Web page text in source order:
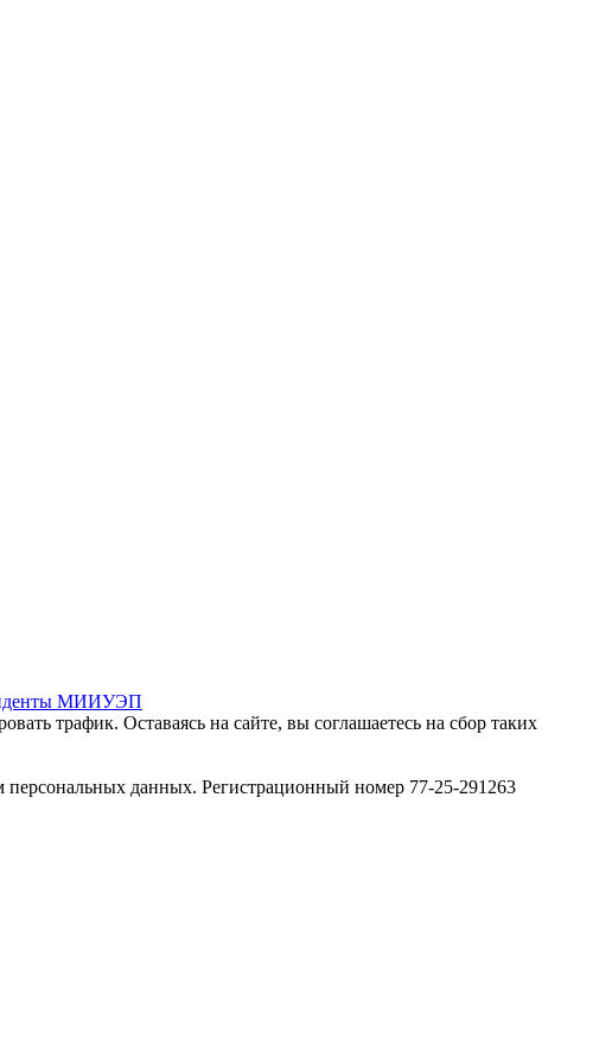
МИИУЭП
трафик. Оставаясь на сайте, вы соглашаетесь на сбор таких
данных. Регистрационный номер 77-25-291263